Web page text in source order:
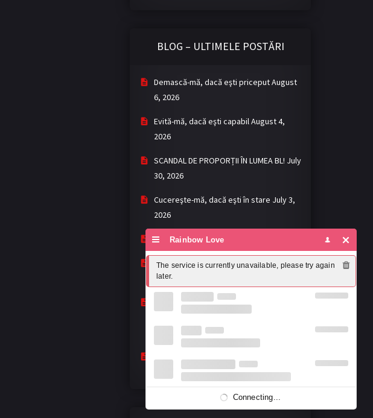
BLOG – ULTIMELE POSTĂRI
Demască-mă, dacă eşti priceputAugust
6, 2026
Evită-mă, dacă eşti capabilAugust 4,
2026
SCANDAL DE PROPORȚII ÎN LUMEA BL! July
30, 2026
Cucereşte-mă, dacă eşti în stare July 3,
2026
Khemjira - MantraMay 2, 2026
My romance scammer: fără așteptări,
dar cu surprize
Mandee Work: prea buni ca să-i ignori,
prea imperfecți ca să-i lauzi complet
April 19, 2026
April 13, 2026
Rainbow Love
The service is currently unavailable, please try again
later.
Connecting...